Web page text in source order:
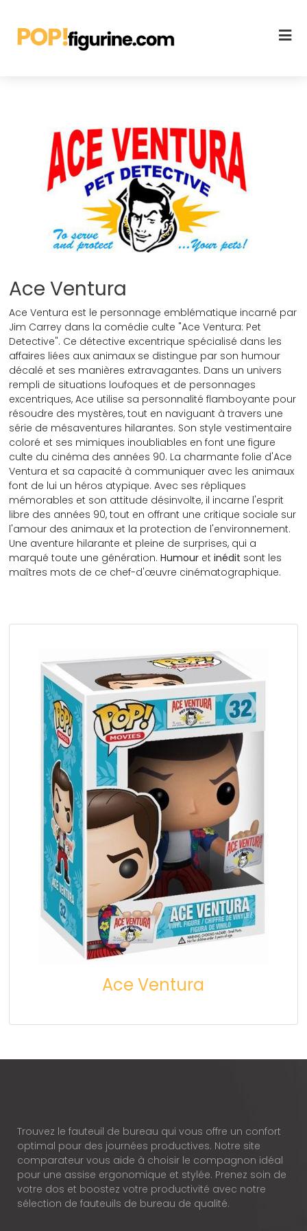
Ace Ventura
Ace Ventura est le personnage emblématique incarné par
Jim Carrey dans la comédie culte "Ace Ventura: Pet
Detective". Ce détective excentrique spécialisé dans les
affaires liées aux animaux se distingue par son humour
décalé et ses manières extravagantes. Dans un univers
rempli de situations loufoques et de personnages
excentriques, Ace utilise sa personnalité flamboyante pour
résoudre des mystères, tout en naviguant à travers une
série de mésaventures hilarantes. Son style vestimentaire
coloré et ses mimiques inoubliables en font une figure
culte du cinéma des années 90. La charmante folie d'Ace
Ventura et sa capacité à communiquer avec les animaux
font de lui un héros atypique. Avec ses répliques
mémorables et son attitude désinvolte, il incarne l'esprit
libre des années 90, tout en offrant une critique sociale sur
l'amour des animaux et la protection de l'environnement.
Une aventure hilarante et pleine de surprises, qui a
marqué toute une génération.Humour etinédit sont les
maîtres mots de ce chef-d'œuvre cinématographique.
Ace Ventura
Trouvez le fauteuil de bureau qui vous offre un confort
optimal pour des journées productives. Notre site
comparateur vous aide à choisir le compagnon idéal
pour une assise ergonomique et stylée. Prenez soin de
votre dos et boostez votre productivité avec notre
sélection de fauteuils de bureau de qualité.